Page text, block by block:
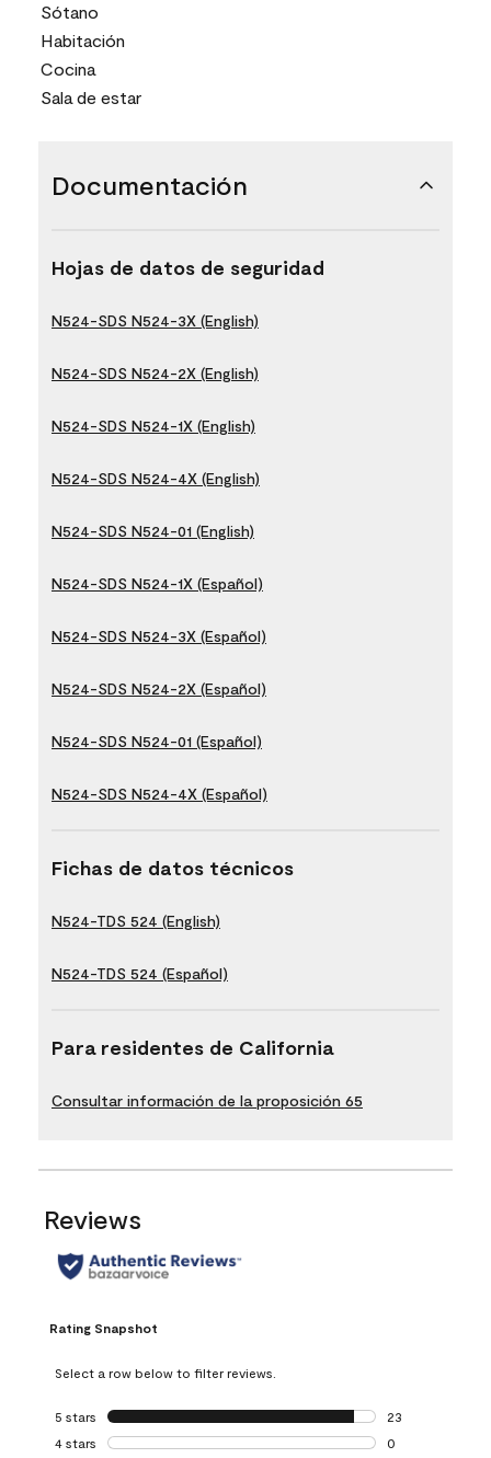
Sótano
Habitación
Cocina
Sala de estar
Documentación
Hojas de datos de seguridad
N524-SDS N524-3X (English)
N524-SDS N524-2X (English)
N524-SDS N524-1X (English)
N524-SDS N524-4X (English)
N524-SDS N524-01 (English)
N524-SDS N524-1X (Español)
N524-SDS N524-3X (Español)
N524-SDS N524-2X (Español)
N524-SDS N524-01 (Español)
N524-SDS N524-4X (Español)
Fichas de datos técnicos
N524-TDS 524 (English)
N524-TDS 524 (Español)
Para residentes de California
Consultar información de la proposición 65
Reviews
Rating Snapshot
Select a row below to filter reviews.
5 stars stars
23
23 reviews with
4 stars stars
0